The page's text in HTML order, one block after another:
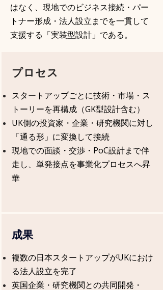
はなく、現地でのビジネス接続・パー
トナー形成・法人設立までを一貫して
支援する「実装型設計」である。
プロセス
スタートアップごとに技術・市場・ス
トーリーを再構成（GK型設計含む）
UK側の投資家・企業・研究機関に対し
「通る形」に変換して接続
現地での面談・交渉・PoC設計まで伴
走し、単発接点を事業化プロセスへ昇
華
成果
複数の日本スタートアップがUKにおけ
る法人設立を完了
英国企業・研究機関との共同開発・